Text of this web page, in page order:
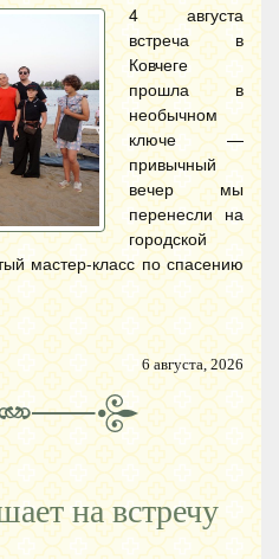
4 августа
встреча в
Ковчеге
прошла в
необычном
ключе —
привычный
вечер мы
перенесли на
городской
мастер-класс по спасению
6 августа, 2026
на встречу